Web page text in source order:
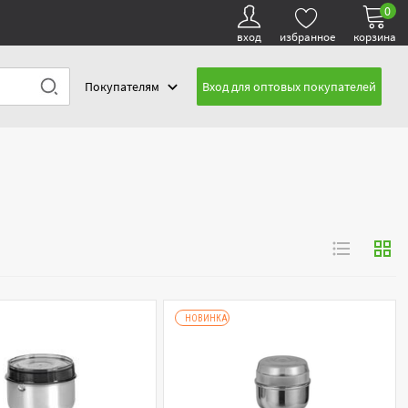
вход избранное корзина
0
Покупателям Вход для оптовых покупателей
НОВИНКА